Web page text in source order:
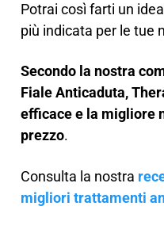
Potrai così farti un
più indicata per le tue
Secondo la nostra
Fiale Anticaduta,
efficace e la migliore
prezzo.
Consulta la nostra
migliori trattamenti